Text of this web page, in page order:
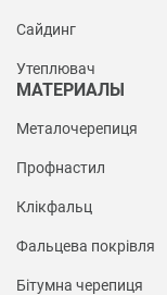
Сайдинг
Утеплювач
МАТЕРИАЛЫ
Металочерепиця
Профнастил
Клікфальц
Фальцева покрівля
Бітумна черепиця